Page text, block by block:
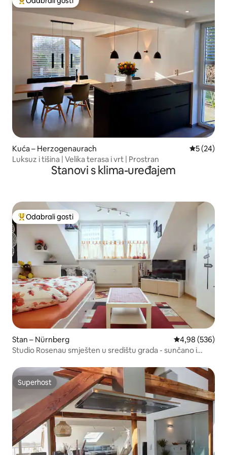
Među najviše rangiranima s oznakom „Odabrali gosti”
Kuća – Herzogenaurach Prosječna
5 (24)
Luksuz i tišina | Velika terasa i vrt | Prostran
Stanovi s klima-uređajem
Među najviše rangiranima s oznakom „Odabrali gosti”
Odabrali gosti
Stan – Nürnberg Prosječna
4,98 (536)
Studio Rosenau smješten u središtu grada - sunčano i
Superhost
Superhost